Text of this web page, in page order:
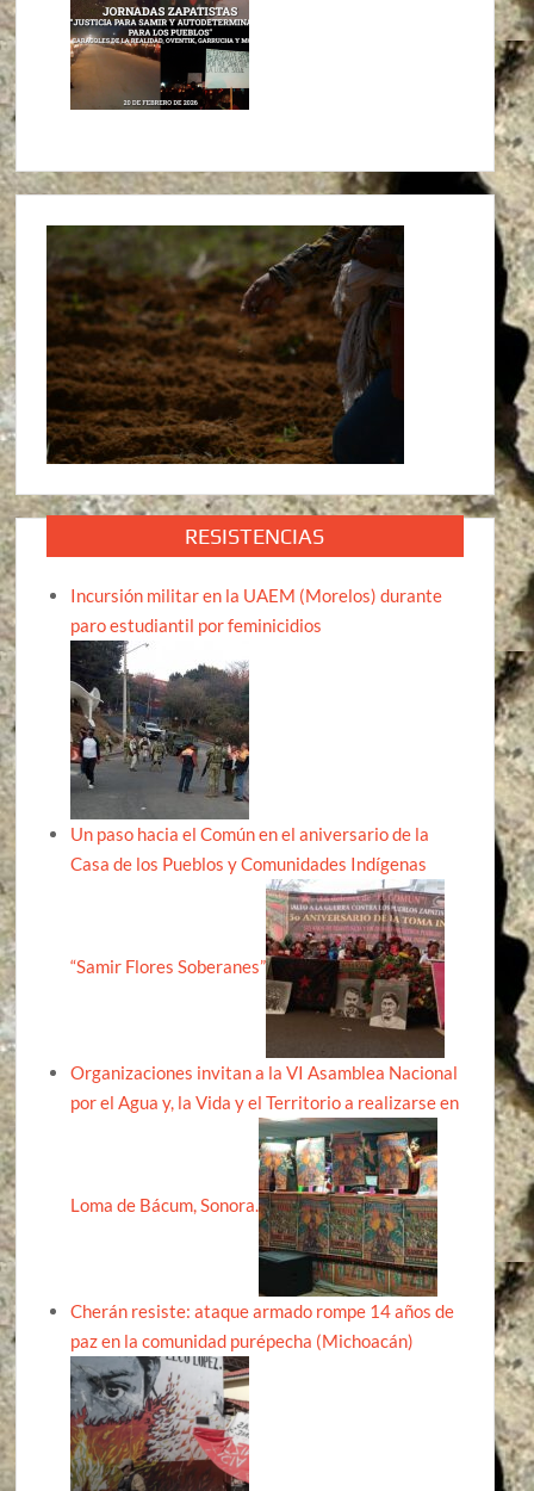
RESISTENCIAS
Incursión militar en la UAEM (Morelos) durante
paro estudiantil por feminicidios
Un paso hacia el Común en el aniversario de la
Casa de los Pueblos y Comunidades Indígenas
“Samir Flores Soberanes”
Organizaciones invitan a la VI Asamblea Nacional
por el Agua y, la Vida y el Territorio a realizarse en
Loma de Bácum, Sonora.
Cherán resiste: ataque armado rompe 14 años de
paz en la comunidad purépecha (Michoacán)